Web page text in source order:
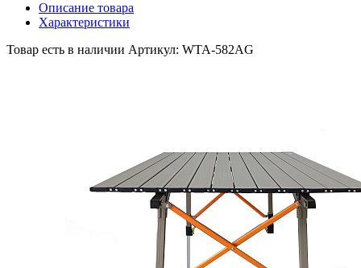
Описание товара
Характеристики
Товар есть в наличии Артикул: WTA-582AG